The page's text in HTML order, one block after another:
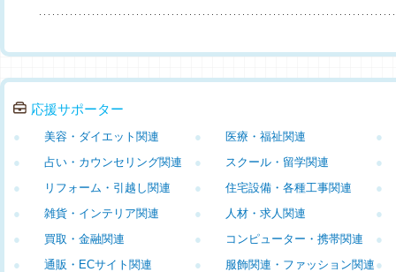
応援サポーター
美容・ダイエット関連
● 医療・福祉関連
●
●
占い・カウンセリング関連
● スクール・留学関連
●
●
リフォーム・引越し関連
● 住宅設備・各種工事関連
●
●
雑貨・インテリア関連
● 人材・求人関連
●
●
買取・金融関連
● コンピューター・携帯関連
●
●
通販・ECサイト関連
● 服飾関連・ファッション関連
●
●